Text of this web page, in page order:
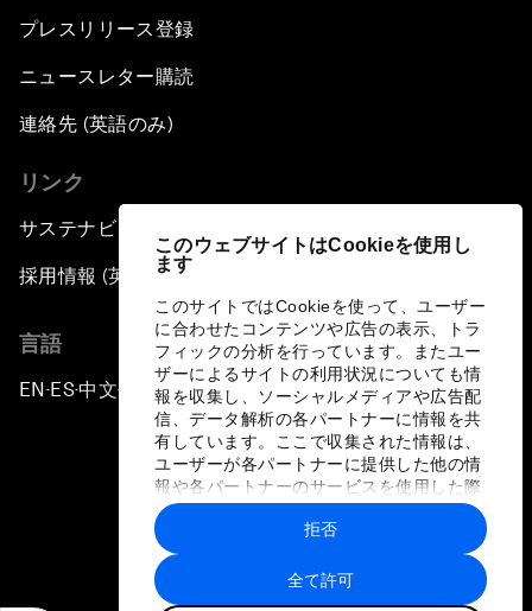
このウェブサイトはCookieを使用し
ます
このサイトではCookieを使って、ユーザー
に合わせたコンテンツや広告の表示、トラ
フィックの分析を行っています。またユー
ザーによるサイトの利用状況についても情
報を収集し、ソーシャルメディアや広告配
信、データ解析の各パートナーに情報を共
有しています。ここで収集された情報は、
ユーザーが各パートナーに提供した他の情
報や各パートナーのサービスを使用した際
に収集された情報と組み合わされ、各パー
トナーによって使用されることがありま
す。
全て許可
拒否
プレスリリース登録
ニュースレター購読
連絡先 (英語のみ)
リンク
サステナビリティへの取り組み
採用情報 (英語のみ)
言語
EN ▪ ES▪中文▪ 日本語
プライバシーポリシーと利用規約
サイトマップ